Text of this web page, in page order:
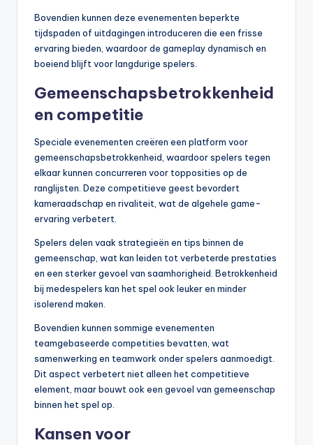
Bovendien kunnen deze evenementen beperkte
tijdspaden of uitdagingen introduceren die een frisse
ervaring bieden, waardoor de gameplay dynamisch en
boeiend blijft voor langdurige spelers.
Gemeenschapsbetrokkenheid
en competitie
Speciale evenementen creëren een platform voor
gemeenschapsbetrokkenheid, waardoor spelers tegen
elkaar kunnen concurreren voor topposities op de
ranglijsten. Deze competitieve geest bevordert
kameraadschap en rivaliteit, wat de algehele game-
ervaring verbetert.
Spelers delen vaak strategieën en tips binnen de
gemeenschap, wat kan leiden tot verbeterde prestaties
en een sterker gevoel van saamhorigheid. Betrokkenheid
bij medespelers kan het spel ook leuker en minder
isolerend maken.
Bovendien kunnen sommige evenementen
teamgebaseerde competities bevatten, wat
samenwerking en teamwork onder spelers aanmoedigt.
Dit aspect verbetert niet alleen het competitieve
element, maar bouwt ook een gevoel van gemeenschap
binnen het spel op.
Kansen voor